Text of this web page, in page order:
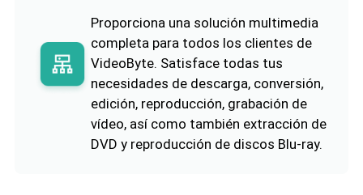
Proporciona una solución multimedia
completa para todos los clientes de
VideoByte. Satisface todas tus
necesidades de descarga, conversión,
edición, reproducción, grabación de
vídeo, así como también extracción de
DVD y reproducción de discos Blu-ray.